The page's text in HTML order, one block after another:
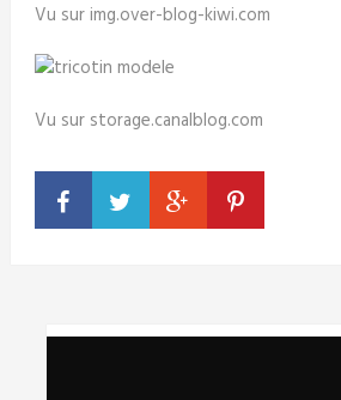
Vu sur img.over-blog-kiwi.com
Vu sur storage.canalblog.com